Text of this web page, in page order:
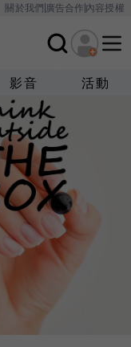
關於我們廣告合作內容授權
影音 活動